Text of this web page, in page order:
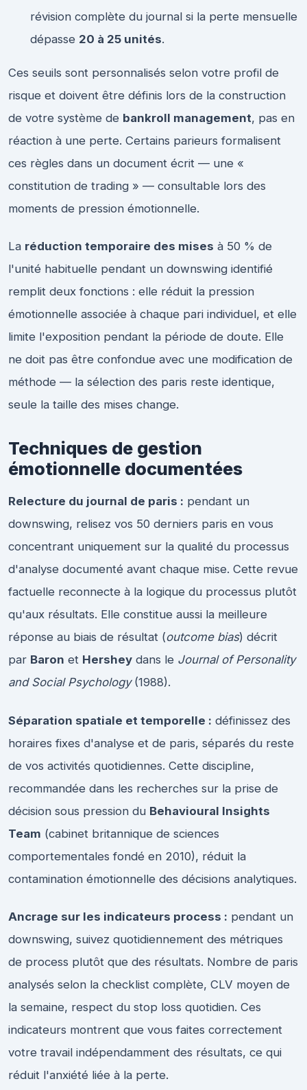
révision complète du journal si la perte mensuelle
dépasse 20 à 25 unités.
Ces seuils sont personnalisés selon votre profil de
risque et doivent être définis lors de la construction
de votre système de bankroll management, pas en
réaction à une perte. Certains parieurs formalisent
ces règles dans un document écrit — une «
constitution de trading » — consultable lors des
moments de pression émotionnelle.
La réduction temporaire des mises à 50 % de
l'unité habituelle pendant un downswing identifié
remplit deux fonctions : elle réduit la pression
émotionnelle associée à chaque pari individuel, et elle
limite l'exposition pendant la période de doute. Elle
ne doit pas être confondue avec une modification de
méthode — la sélection des paris reste identique,
seule la taille des mises change.
Techniques de gestion
émotionnelle documentées
Relecture du journal de paris : pendant un
downswing, relisez vos 50 derniers paris en vous
concentrant uniquement sur la qualité du processus
d'analyse documenté avant chaque mise. Cette revue
factuelle reconnecte à la logique du processus plutôt
qu'aux résultats. Elle constitue aussi la meilleure
réponse au biais de résultat (outcome bias) décrit
par Baron et Hershey dans le Journal of Personality
and Social Psychology(1988).
Séparation spatiale et temporelle : définissez des
horaires fixes d'analyse et de paris, séparés du reste
de vos activités quotidiennes. Cette discipline,
recommandée dans les recherches sur la prise de
décision sous pression du Behavioural Insights
Team (cabinet britannique de sciences
comportementales fondé en 2010), réduit la
contamination émotionnelle des décisions analytiques.
Ancrage sur les indicateurs process : pendant un
downswing, suivez quotidiennement des métriques
de process plutôt que des résultats. Nombre de paris
analysés selon la checklist complète, CLV moyen de
la semaine, respect du stop loss quotidien. Ces
indicateurs montrent que vous faites correctement
votre travail indépendamment des résultats, ce qui
réduit l'anxiété liée à la perte.